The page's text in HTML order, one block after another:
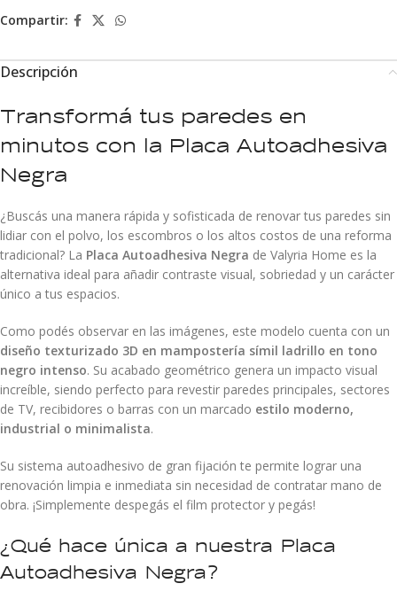
Compartir:
Descripción
Transformá tus paredes en
minutos con la Placa Autoadhesiva
Negra
¿Buscás una manera rápida y sofisticada de renovar tus paredes sin
lidiar con el polvo, los escombros o los altos costos de una reforma
tradicional? La Placa Autoadhesiva Negra de Valyria Home es la
alternativa ideal para añadir contraste visual, sobriedad y un carácter
único a tus espacios.
Como podés observar en las imágenes, este modelo cuenta con un
diseño texturizado 3D en mampostería símil ladrillo en tono
negro intenso. Su acabado geométrico genera un impacto visual
increíble, siendo perfecto para revestir paredes principales, sectores
de TV, recibidores o barras con un marcado estilo moderno,
industrial o minimalista.
Su sistema autoadhesivo de gran fijación te permite lograr una
renovación limpia e inmediata sin necesidad de contratar mano de
obra. ¡Simplemente despegás el film protector y pegás!
¿Qué hace única a nuestra Placa
Autoadhesiva Negra?